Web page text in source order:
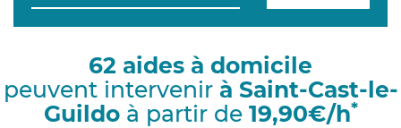
g
i
62 aides à domicile
peuvent intervenir à Saint-Cast-le-
Guildoà partir de 19,90€/h*